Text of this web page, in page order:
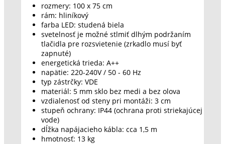
rozmery: 100 x 75 cm
rám: hliníkový
farba LED: studená biela
svetelnosť je možné stlmiť dlhým podržaním
tlačidla pre rozsvietenie (zrkadlo musí byť
zapnuté)
energetická trieda: A++
napätie: 220-240V / 50 - 60 Hz
typ zástrčky: VDE
materiál: 5 mm sklo bez medi a bez olova
vzdialenosť od steny pri montáži: 3 cm
stupeň ochrany: IP44 (ochrana proti striekajúcej
vode)
dĺžka napájacieho kábla: cca 1,5 m
hmotnosť: 13 kg